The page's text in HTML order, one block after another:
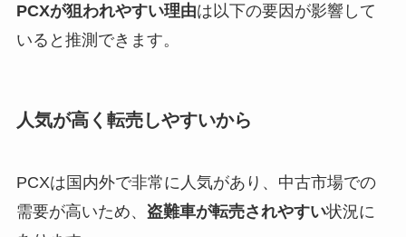
PCXが狙われやすい理由は以下の要因が影響して
いると推測できます。
人気が高く転売しやすいから
PCXは国内外で非常に人気があり、中古市場での
需要が高いため、 盗難車が転売されやすい状況に